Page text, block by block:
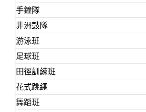
手鐘隊
非洲鼓隊
游泳班
足球班
田徑訓練班
花式跳繩
舞蹈班